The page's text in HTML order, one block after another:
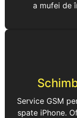
a mufei de
Service GSM
spate iPhone.